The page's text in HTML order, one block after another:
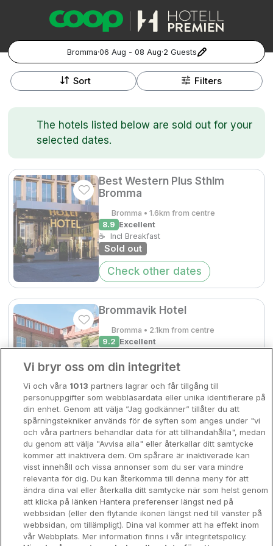
Bromma·06 Aug - 08 Aug·2 Guests
Popular Destinations:
Stockholm
Göteborg
Malmö
Hela Norge
Oslo
Bergen
Hela Danmark
Sort Filters
+
−
The hotels listed below are sold out for your
selected dates.
Best Western Plus Sthlm
Bromma
Bromma • 1.6km from centre
8.9 Excellent
☕
Incl Breakfast
Sold out
Check other dates
Brommavik Hotel
Bromma • 2.1km from centre
9.2 Excellent
Sold out
Check other dates
Gift VouchersCoop.seManage Preferences
Registrera ditt hotellCookie policy & Integritetspolicy
Hotellweekend
Familjerum
Kompisweekend
Storstadsweekend
Hotellrum under 995 kr
Spahotell
Sydsverige
Om Hotellpremien
Nya hotell
Stadsweekend
Vi bryr oss om din integritet
Vi och våra 1013 partners lagrar och får tillgång till
personuppgifter som webbläsardata eller unika identifierare på
din enhet. Genom att välja ”Jag godkänner” tillåter du att
spårningstekniker används för de syften som anges under "vi
och våra partners behandlar data för att tillhandahålla", medan
du genom att välja "Avvisa alla" eller återkallar ditt samtycke
kommer att inaktivera dem. Om spårare är inaktiverade kan
visst innehåll och vissa annonser som du ser vara mindre
relevanta för dig. Du kan återkomma till denna meny för att
ändra dina val eller återkalla ditt samtycke när som helst genom
att klicka på länken Hantera preferenser längst ned på
webbsidan (eller den flytande ikonen längst ned till vänster på
webbsidan, om tillämpligt). Dina val kommer att ha effekt inom
vår Webbplats. Mer information finns i vår integritetspolicy.